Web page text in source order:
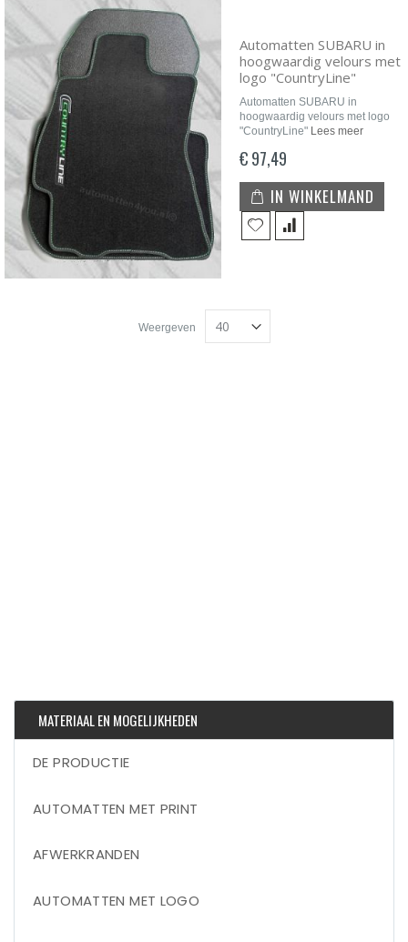
Automatten SUBARU in
hoogwaardig velours met
logo "CountryLine"
Automatten SUBARU in
hoogwaardig velours met logo
"CountryLine" Lees meer
€ 97,49
IN WINKELMAND
Weergeven
MATERIAAL EN MOGELIJKHEDEN
DE PRODUCTIE
AUTOMATTEN MET PRINT
AFWERKRANDEN
AUTOMATTEN MET LOGO